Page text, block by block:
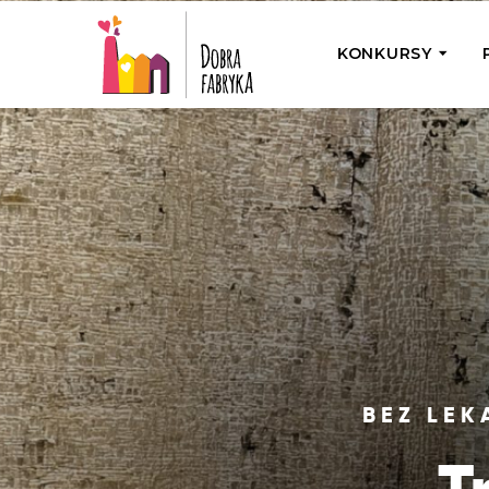
KONKURSY
Wyjedź z
Odwiedź
działamy
Przybij 5 w
Wyjedź do
Żakowskim z
BEZ